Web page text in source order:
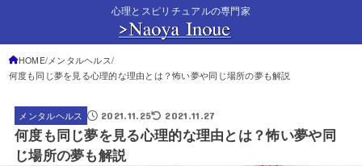
心理とスピリチュアルの専門家
HOME メンタルヘルス
何度も同じ夢を見る心理的な理由とは？怖い夢や同じ場所の夢も解説
メンタルヘルス 2021.11.25 2021.11.27
何度も同じ夢を見る心理的な理由とは？怖い夢や同
じ場所の夢も解説